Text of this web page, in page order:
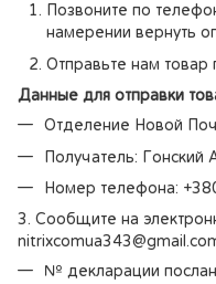
Позвоните по
намерении вернуть
Отправьте нам
Данные для отправки
Отделение Новой
Получатель: Гонский
Номер телефона:
3. Сообщите на
№ декларации